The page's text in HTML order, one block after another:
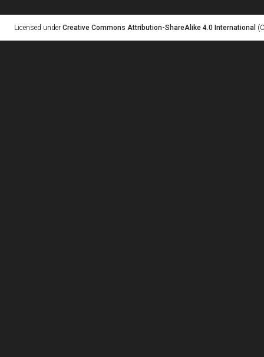
Licensed under Creative Commons Attribution-ShareAlike 4.0 International